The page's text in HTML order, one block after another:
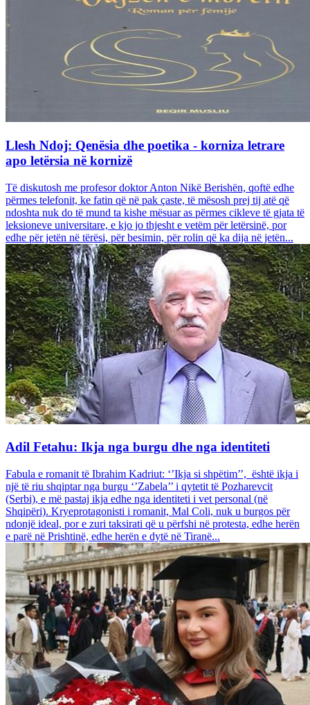
Llesh Ndoj: Qenësia dhe poetika - korniza letrare
apo letërsia në kornizë
Të diskutosh me profesor doktor Anton Nikë Berishën, qoftë edhe
përmes telefonit, ke fatin që në pak çaste, të mësosh prej tij atë që
ndoshta nuk do të mund ta kishe mësuar as përmes cikleve të gjata të
leksioneve universitare, e kjo jo thjesht e vetëm për letërsinë, por
edhe për jetën në tërësi, për besimin, për rolin që ka dija në jetën...
Adil Fetahu: Ikja nga burgu dhe nga identiteti
Fabula e romanit të Ibrahim Kadriut: ‘’Ikja si shpëtim’’, është ikja i
një të riu shqiptar nga burgu ‘’Zabela’’ i qytetit të Pozharevcit
(Serbi), e më pastaj ikja edhe nga identiteti i vet personal (në
Shqipëri). Kryeprotagonisti i romanit, Mal Coli, nuk u burgos për
ndonjë ideal, por e zuri taksirati që u përfshi në protesta, edhe herën
e parë në Prishtinë, edhe herën e dytë në Tiranë...